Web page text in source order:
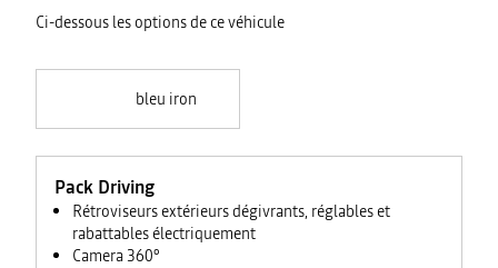
Ci-dessous les options de ce véhicule
bleu iron
Pack Driving
Rétroviseurs extérieurs dégivrants, réglables et
rabattables électriquement
Camera 360°